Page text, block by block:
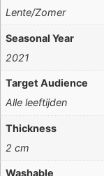
Lente/Zomer
Seasonal Year
2021
Target Audience
Alle leeftijden
Thickness
2 cm
Washable